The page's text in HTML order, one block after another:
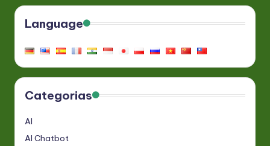
Language
Categorias
AI
AI Chatbot